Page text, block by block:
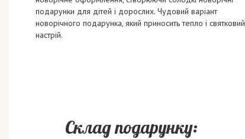
подарунки для дітей і дорослих. Чудовий варіант
новорічного подарунка, який приносить тепло і святковий
настрій.
Склад подарунку: